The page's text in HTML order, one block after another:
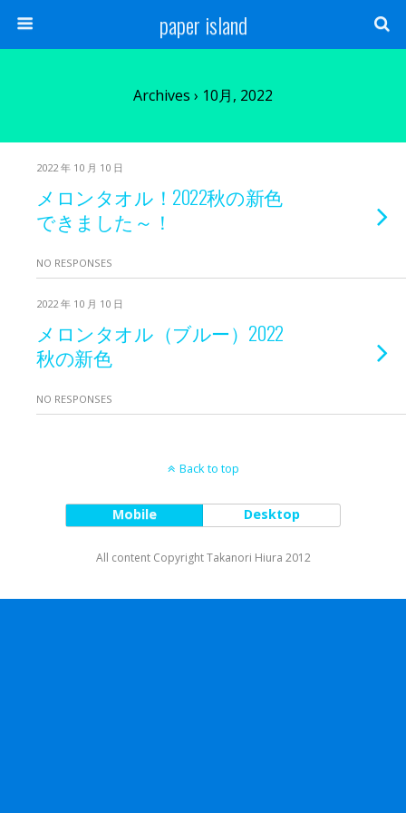
paper island
Archives › 10月, 2022
2022 年 10 月 10 日
メロンタオル！2022秋の新色
できました～！
NO RESPONSES
2022 年 10 月 10 日
メロンタオル（ブルー）2022
秋の新色
NO RESPONSES
Back to top
Mobile Desktop
All content Copyright Takanori Hiura 2012